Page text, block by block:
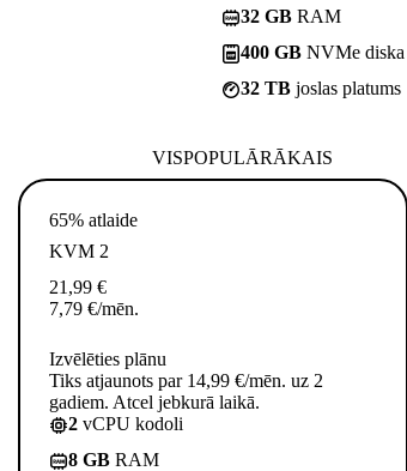
32 GB RAM
400 GB NVMe diska
32 TB joslas platums
VISPOPULĀRĀKAIS
65% atlaide
KVM 2
21,99 €
7,79 €/mēn.
Izvēlēties plānu
Tiks atjaunots par 14,99 €/mēn. uz 2
gadiem. Atcel jebkurā laikā.
2 vCPU kodoli
8 GB RAM